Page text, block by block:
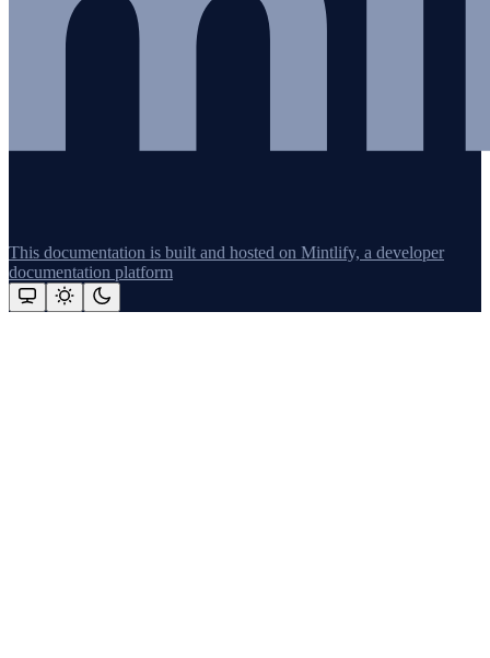
This documentation is built and hosted on Mintlify, a developer
documentation platform